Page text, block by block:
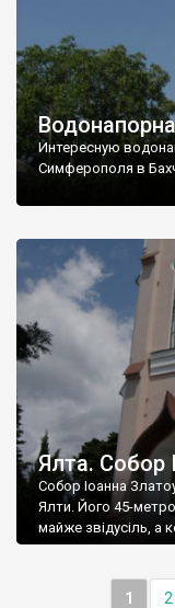
Интересную
Симферополя в
Ялта. Собор
Собор Іоанна
Ялти. Його 45-
майже звідусіль, а
1 2